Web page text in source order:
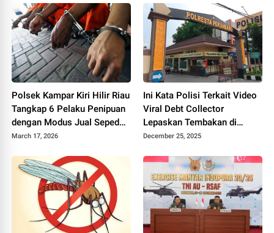
Polsek Kampar Kiri Hilir Riau
Tangkap 6 Pelaku Penipuan
dengan Modus Jual Sepeda
Listrik
March 17, 2026
Ini Kata Polisi Terkait Video
Viral Debt Collector
Lepaskan Tembakan di
Pekanbaru
December 25, 2025